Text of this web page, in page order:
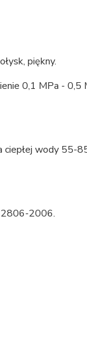
piękny.
0,1 MPa - 0,5
wody 55-
2006.